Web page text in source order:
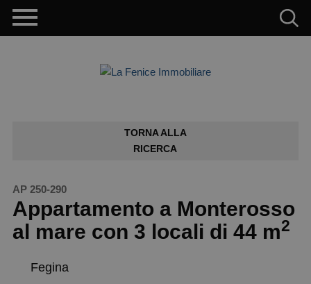
TORNA ALLA
RICERCA
AP 250-290
Appartamento a Monterosso
al mare con 3 locali di 44 m2
Fegina